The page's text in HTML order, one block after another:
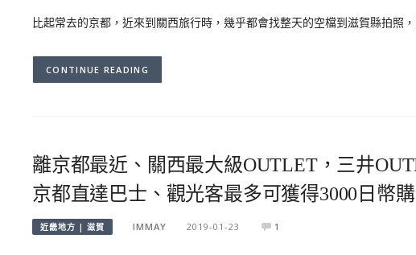
比起常去的京都，近來到關西旅行時，幾乎都會找整天的空檔到滋賀縣拍照
CONTINUE READING
離京都最近、關西最大級OUTLET，三井
京都直達巴士、觀光客最多可獲得3000日幣
近畿地方 | 滋賀 IMMAY 2019-01-23 1